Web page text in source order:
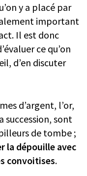
y a placé par
important
Il est donc
ce qu’on
d’en discuter
d’argent, l’or,
succession, sont
de tombe ;
la dépouille avec
convoitises.